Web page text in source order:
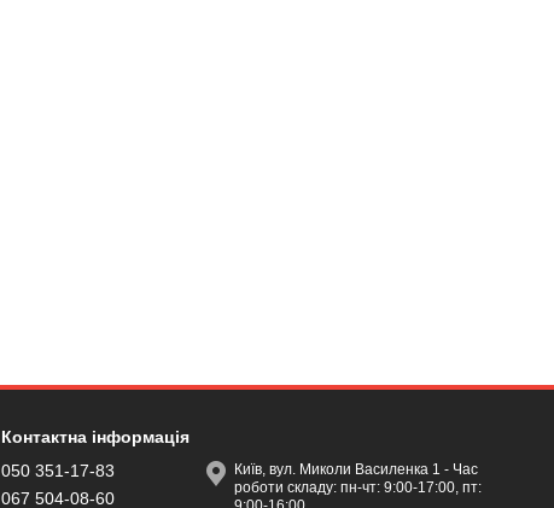
Контактна інформація
050 351-17-83
067 504-08-60
Київ, вул. Миколи Василенка 1 - Час
роботи складу: пн-чт: 9:00-17:00, пт: